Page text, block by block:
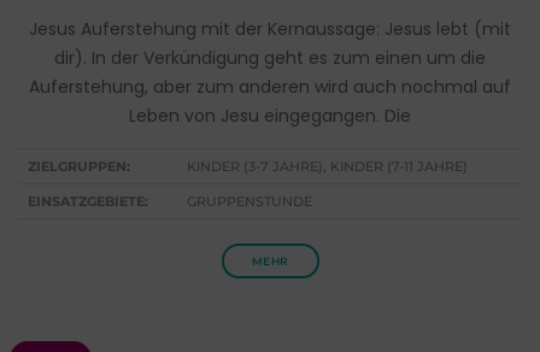
Jesus Auferstehung mit der Kernaussage: Jesus lebt (mit
dir). In der Verkündigung geht es zum einen um die
Auferstehung, aber zum anderen wird auch nochmal auf
Leben von Jesu eingegangen. Die
ZIELGRUPPEN: KINDER (3-7 JAHRE), KINDER (7-11 JAHRE)
EINSATZGEBIETE: GRUPPENSTUNDE
MEHR